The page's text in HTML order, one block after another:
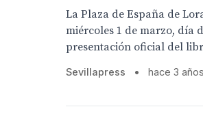
La Plaza de España de
miércoles 1 de marzo, día
presentación oficial del
Sevillapress • hace 3 años